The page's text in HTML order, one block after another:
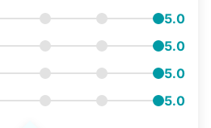
5.0
5.0
5.0
5.0